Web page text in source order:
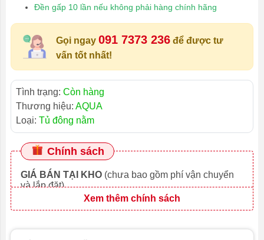
Đền gấp 10 lần nếu không phải hàng chính hãng
Gọi ngay 091 7373 236 để được tư
vấn tốt nhất!
Tình trạng: Còn hàng
Thương hiệu: AQUA
Loại: Tủ đông nằm
Chính sách
GIÁ BÁN TẠI KHO (chưa bao gồm phí vận chuyển
và lắp đặt)
Xem thêm chính sách